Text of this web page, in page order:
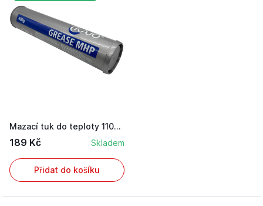
Mazací tuk do teploty 1100 °C pro bourací hydra...
189 Kč Skladem
Přidat do košíku